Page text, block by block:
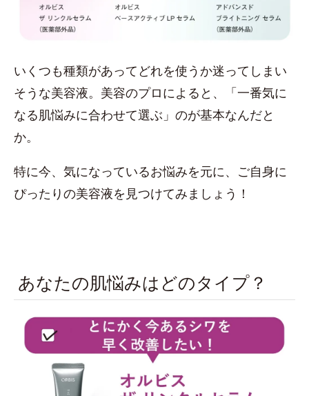
いくつも種類があってどれを使うか迷ってしまい
そうな美容液。美容のプロによると、「一番気に
なる肌悩みに合わせて選ぶ」のが基本なんだと
か。
特に今、気になっているお悩みを元に、ご自身に
ぴったりの美容液を見つけてみましょう！
あなたの肌悩みはどのタイプ？